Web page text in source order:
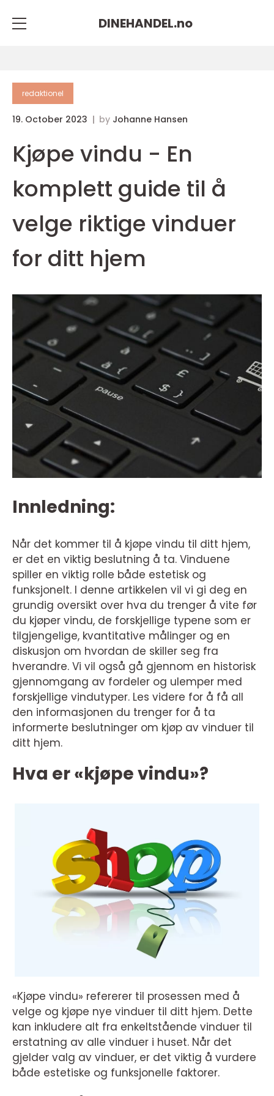
DINEHANDEL.no
redaktionel
19. October 2023 by Johanne Hansen
Kjøpe vindu - En
komplett guide til å
velge riktige vinduer
for ditt hjem
Innledning:
Når det kommer til å kjøpe vindu til ditt hjem,
er det en viktig beslutning å ta. Vinduene
spiller en viktig rolle både estetisk og
funksjonelt. I denne artikkelen vil vi gi deg en
grundig oversikt over hva du trenger å vite før
du kjøper vindu, de forskjellige typene som er
tilgjengelige, kvantitative målinger og en
diskusjon om hvordan de skiller seg fra
hverandre. Vi vil også gå gjennom en historisk
gjennomgang av fordeler og ulemper med
forskjellige vindutyper. Les videre for å få all
den informasjonen du trenger for å ta
informerte beslutninger om kjøp av vinduer til
ditt hjem.
Hva er «kjøpe vindu»?
«Kjøpe vindu» refererer til prosessen med å
velge og kjøpe nye vinduer til ditt hjem. Dette
kan inkludere alt fra enkeltstående vinduer til
erstatning av alle vinduer i huset. Når det
gjelder valg av vinduer, er det viktig å vurdere
både estetiske og funksjonelle faktorer.